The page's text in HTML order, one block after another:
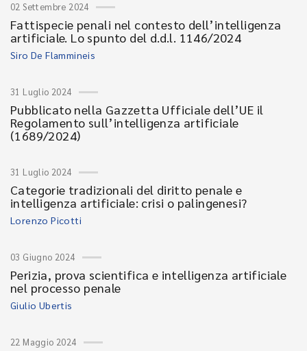
02 Settembre 2024
Fattispecie penali nel contesto dell’intelligenza
artificiale. Lo spunto del d.d.l. 1146/2024
Siro De Flammineis
31 Luglio 2024
Pubblicato nella Gazzetta Ufficiale dell’UE il
Regolamento sull’intelligenza artificiale
(1689/2024)
31 Luglio 2024
Categorie tradizionali del diritto penale e
intelligenza artificiale: crisi o palingenesi?
Lorenzo Picotti
03 Giugno 2024
Perizia, prova scientifica e intelligenza artificiale
nel processo penale
Giulio Ubertis
22 Maggio 2024